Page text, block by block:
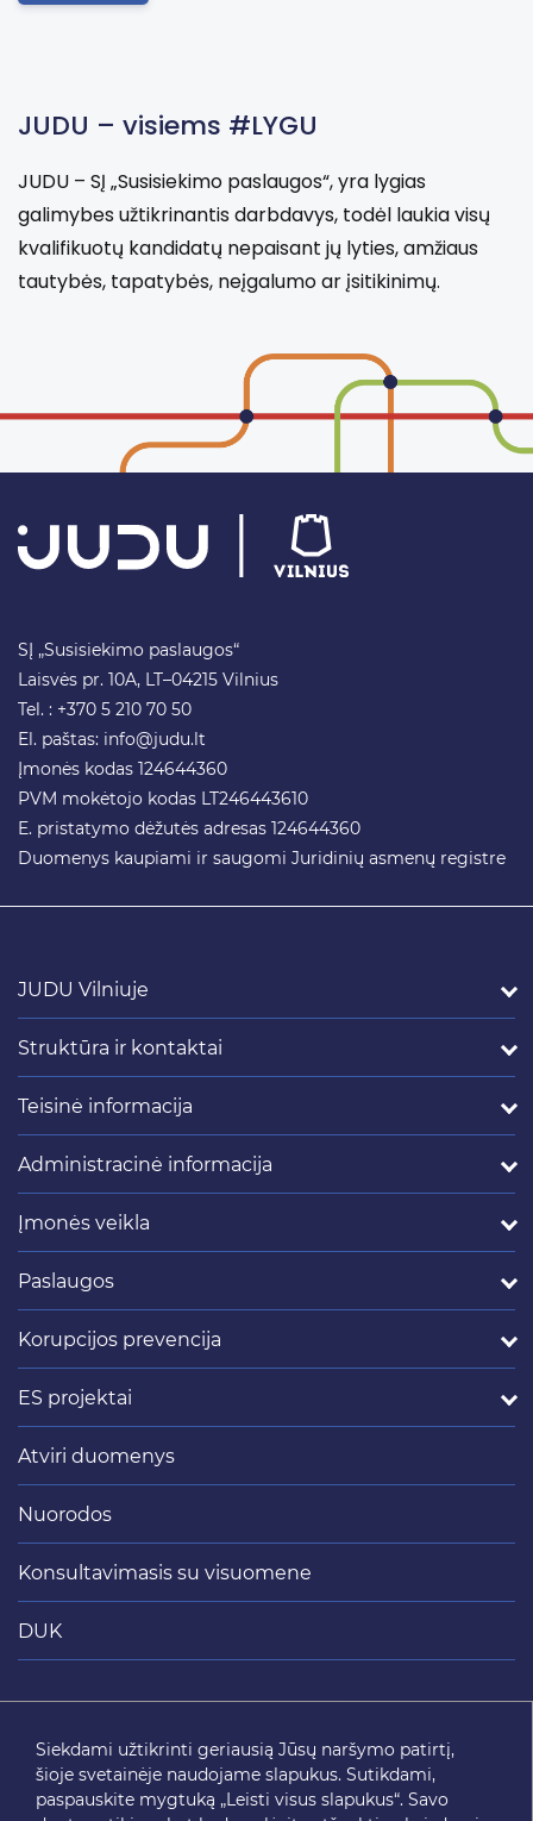
JUDU – visiems #LYGU
JUDU – SĮ „Susisiekimo paslaugos“, yra lygias
galimybes užtikrinantis darbdavys, todėl laukia visų
kvalifikuotų kandidatų nepaisant jų lyties, amžiaus
tautybės, tapatybės, neįgalumo ar įsitikinimų.
SĮ „Susisiekimo paslaugos“
Laisvės pr. 10A, LT–04215 Vilnius
Tel. : +370 5 210 70 50
El. paštas: info@judu.lt
Įmonės kodas 124644360
PVM mokėtojo kodas LT246443610
E. pristatymo dėžutės adresas 124644360
Duomenys kaupiami ir saugomi Juridinių asmenų registre
JUDU Vilniuje
Struktūra ir kontaktai
Teisinė informacija
Administracinė informacija
Įmonės veikla
Paslaugos
Korupcijos prevencija
ES projektai
Atviri duomenys
Nuorodos
Konsultavimasis su visuomene
DUK
SEKITE MUS
Siekdami užtikrinti geriausią Jūsų naršymo patirtį,
šioje svetainėje naudojame slapukus. Sutikdami,
paspauskite mygtuką „Leisti visus slapukus“. Savo